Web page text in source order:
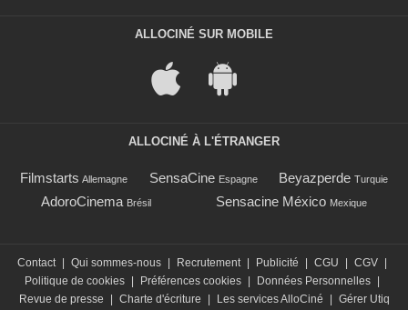
ALLOCINÉ SUR MOBILE
ALLOCINÉ À L'ÉTRANGER
Filmstarts Allemagne SensaCine Espagne Beyazperde Turquie
AdoroCinema Brésil Sensacine México Mexique
Contact | Qui sommes-nous | Recrutement | Publicité | CGU | CGV |
Politique de cookies | Préférences cookies | Données Personnelles |
Revue de presse
| Charte d'écriture | Les services AlloCiné | Gérer Utiq